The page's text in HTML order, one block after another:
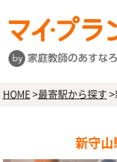
HOME>最寄駅から探す >
新守山